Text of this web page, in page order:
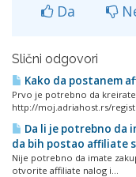
Da
Slični odgovori
Kako da postanem
Prvo je potrebno da
http://moj.adriahost.rs/
Da li je potrebno da
da bih postao affiliate
Nije potrebno da imate
otvorite affiliate nalog i...